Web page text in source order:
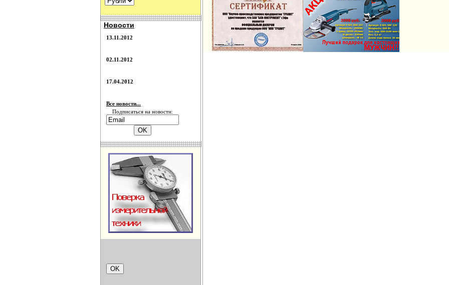
Новости
13.11.2012
02.11.2012
17.04.2012
Все новости...
Подписаться на новости: